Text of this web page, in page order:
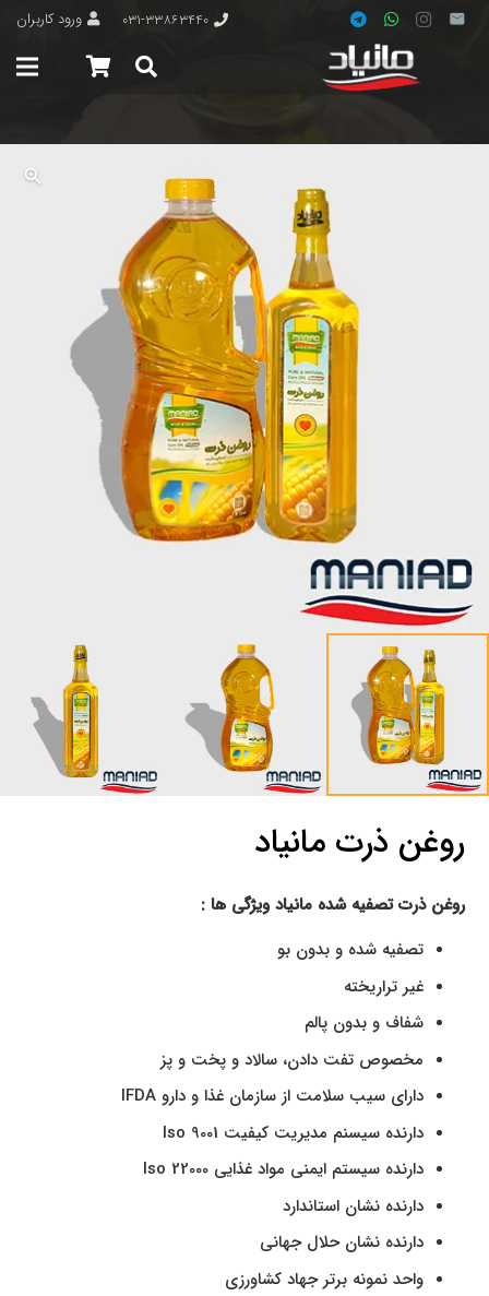
۰۳۱-۳۳۸۶۳۴۴۰ ورود کاربران
روغن ذرت مانیاد
روغن ذرت تصفیه شده مانیاد ویژگی ها :
تصفیه شده و بدون بو
غیر تراریخته
شفاف و بدون پالم
مخصوص تفت دادن، سالاد و پخت و پز
دارای سیب سلامت از سازمان غذا و دارو IFDA
دارنده سیسنم مدیریت کیفیت Iso 9001
دارنده سیستم ایمنی مواد غذایی Iso 22000
دارنده نشان استاندارد
دارنده نشان حلال جهانی
واحد نمونه برتر جهاد کشاورزی